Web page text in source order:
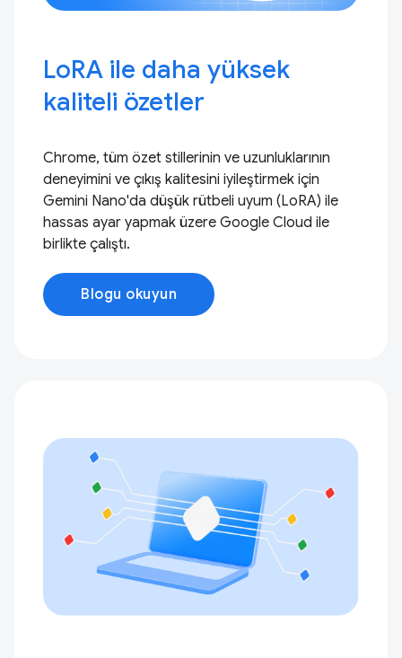
LoRA ile daha yüksek
kaliteli özetler
Chrome, tüm özet stillerinin ve uzunluklarının
deneyimini ve çıkış kalitesini iyileştirmek için
Gemini Nano'da düşük rütbeli uyum (LoRA) ile
hassas ayar yapmak üzere Google Cloud ile
birlikte çalıştı.
Blogu okuyun